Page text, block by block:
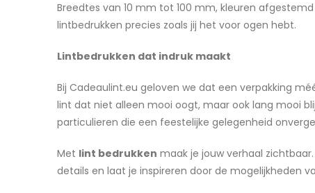
Breedtes van 10 mm tot 100 mm, kleuren
lintbedrukken precies zoals jij het voor ogen hebt.
Lintbedrukken dat indruk maakt
Bij Cadeaulint.eu geloven we dat een verpakking
lint dat niet alleen mooi oogt, maar ook lang mooi
particulieren die een feestelijke gelegenheid
Met lint bedrukken maak je jouw verhaal
details en laat je inspireren door de mogelijkheden